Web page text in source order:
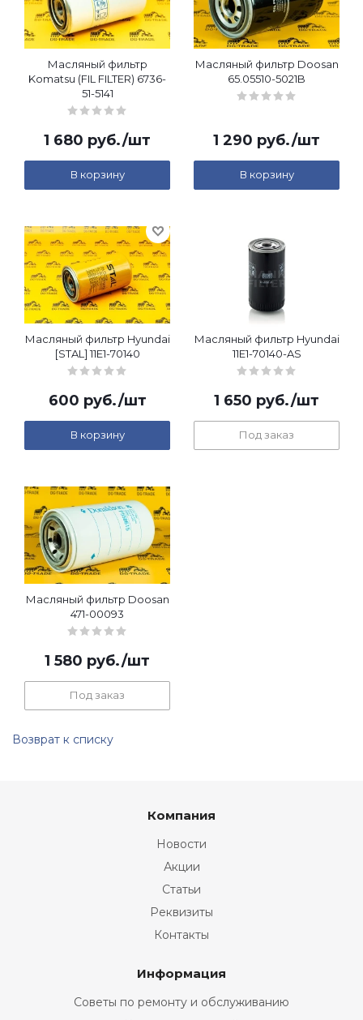
Масляный фильтр
Komatsu (FIL FILTER) 6736-
51-5141
1 680 руб./шт
В корзину
Масляный фильтр Doosan
65.05510-5021B
1 290 руб./шт
В корзину
Масляный фильтр Hyundai
[STAL] 11E1-70140
600 руб./шт
В корзину
Масляный фильтр Hyundai
11E1-70140-AS
1 650 руб./шт
Под заказ
Масляный фильтр Doosan
471-00093
1 580 руб./шт
Под заказ
Возврат к списку
Компания
Новости
Акции
Статьи
Реквизиты
Контакты
Информация
Советы по ремонту и обслуживанию